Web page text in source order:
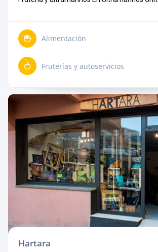
Alimentación
Fruterías y autoservicios
Hartara